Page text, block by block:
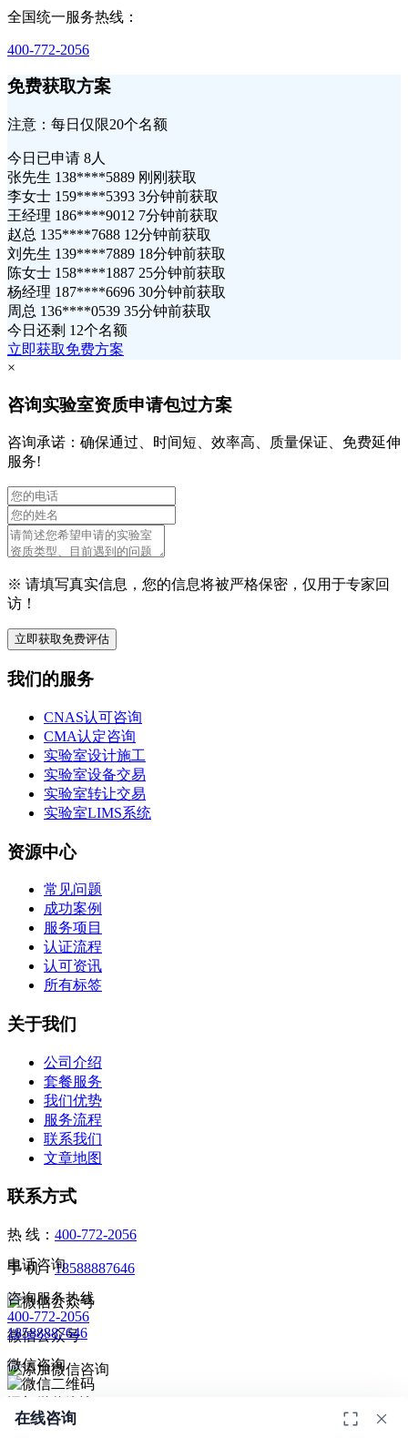
全国统一服务热线：
400-772-2056
免费获取方案
注意：每日仅限20个名额
今日已申请 8人
张先生 138****5889 刚刚获取
李女士 159****5393 3分钟前获取
王经理 186****9012 7分钟前获取
赵总 135****7688 12分钟前获取
刘先生 139****7889 18分钟前获取
陈女士 158****1887 25分钟前获取
杨经理 187****6696 30分钟前获取
周总 136****0539 35分钟前获取
今日还剩 12个名额
立即获取免费方案
×
咨询实验室资质申请包过方案
咨询承诺：确保通过、时间短、效率高、质量保证、免费延伸
服务!
※ 请填写真实信息，您的信息将被严格保密，仅用于专家回
访！
立即获取免费评估
我们的服务
CNAS认可咨询
CMA认定咨询
实验室设计施工
实验室设备交易
实验室转让交易
实验室LIMS系统
资源中心
常见问题
成功案例
服务项目
认证流程
认可资讯
所有标签
关于我们
公司介绍
套餐服务
我们优势
服务流程
联系我们
文章地图
联系方式
热 线： 400-772-2056
手 机：18588887646
微信公众号
电话咨询
咨询服务热线
400-772-2056
18588887646
微信咨询
扫码添加微信咨询
在线咨询